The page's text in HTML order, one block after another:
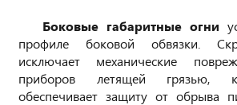
Боковые габаритные огни
профиле боковой обвязки.
исключает механические
приборов летящей грязью,
обеспечивает защиту от обрыва